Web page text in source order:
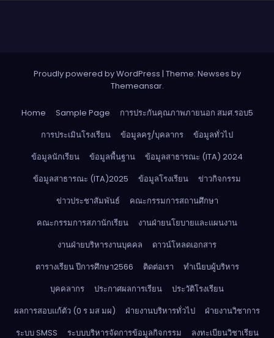
Proudly powered by WordPress | Theme: Newses by
Themeansar.
Home Sample Page
การประกันคุณภาพภายนอก สมศ.รอบ5
การประเมินโรงเรียน
ข้อมูลครู/บุคลากร
ข้อมูลทั่วไป
ข้อมูลนักเรียน
ข้อมูลพื้นฐาน
ข้อมูลสาธารณะ (ITA) 2024
ข้อมูลสาธารณะ (ITA)2025
ข้อมูลโรงเรียน
ข่าวกิจกรรม
ข่าวประชาสัมพันธ์
คณะกรรมการสถานศึกษา
คณะกรรมการสภานักเรียน
งานฝ่ายนโยบายและแผนงาน
งานฝ่ายบริหารงานบุคคล
ดาวน์โหลดเอกสาร
ตารางเรียน ปีการศึกษา2566
ติดต่อเรา
ทำเนียบผู้บริหาร
บุคคลากร
ประกาศผลการเรียน
ประวัติโรงเรียน
ผลการสอบแก้ตัว (0 ร มส มผ)
ฝ่ายงานบริหารทั่วไป
ฝ่ายงานวิชาการ
ระบบ SMSS
ระบบบริหารจัดการข้อมูลกิจกรรม ลงทะเบียนวิชาเรียน